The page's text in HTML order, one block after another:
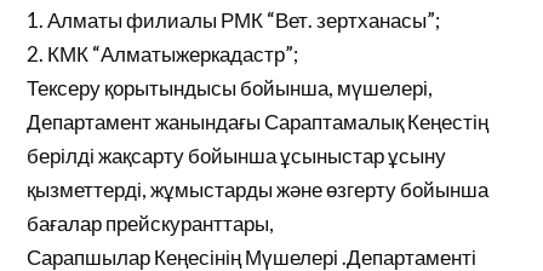
1. Алматы филиалы РМК “Вет. зертханасы”;
2. КМК “Алматыжеркадастр”;
Тексеру қорытындысы бойынша, мүшелері,
Департамент жанындағы Сараптамалық Кеңестің
берілді жақсарту бойынша ұсыныстар ұсыну
қызметтерді, жұмыстарды және өзгерту бойынша
бағалар прейскуранттары,
Сарапшылар Кеңесінің Мүшелері .Департаменті